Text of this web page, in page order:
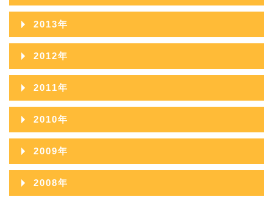
2016年10月
2016年09月
2016年08月
2016年07月
2016年06月
2016年05月
2016年03月
2015年11月
2015年10月
2015年09月
2015年08月
2015年07月
2015年06月
2015年05月
2014年12月
2014年11月
2014年10月
2014年09月
2014年08月
2014年07月
2014年06月
2013年
2013年12月
2013年11月
2013年10月
2013年09月
2013年08月
2013年07月
2012年
2012年12月
2012年11月
2012年10月
2012年09月
2012年08月
2011年
2011年12月
2011年11月
2011年10月
2011年09月
2010年
2010年12月
2010年11月
2009年
2009年12月
2008年